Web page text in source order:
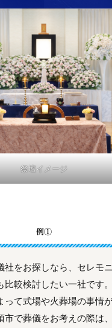
祭壇イメージ
例①
社をお探しなら、セレモ
比較検討したい一社です
って式場や火葬場の事情
市で葬儀をお考えの際は